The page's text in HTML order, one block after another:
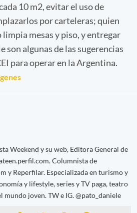
10 m2, evitar el uso de
por carteleras; quien
limpia mesas y piso, y entregar
son algunas de las sugerencias
para operar en la Argentina.
Weekend y su web, Editora General de
Columnista de
y Reperfilar. Especializada en turismo y
y lifestyle, series y TV paga, teatro
mundo joven. TW e IG. @pato_daniele